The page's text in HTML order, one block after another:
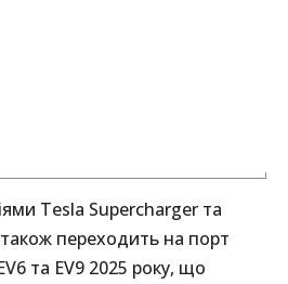
Tesla Supercharger та
переходить на порт
та EV9 2025 року, що